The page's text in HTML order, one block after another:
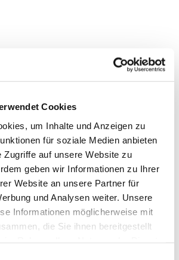
Cookies
um Inhalte und Anzeigen zu
für soziale Medien anbieten
Zugriffe auf unsere Website zu
geben wir Informationen zu Ihrer
Website an unsere Partner für
und Analysen weiter. Unsere
Informationen möglicherweise mit
die Sie ihnen bereitgestellt
könnte Sie auch